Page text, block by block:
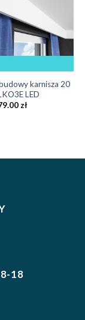
karnisza 20
LED
zł
18